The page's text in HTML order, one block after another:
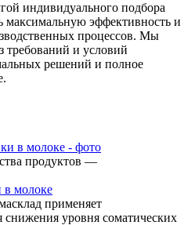
индивидуального подбора
максимальную эффективность и
процессов. Мы
требований и условий
решений и полное
продуктов —
в молоке
применяет
уровня соматических